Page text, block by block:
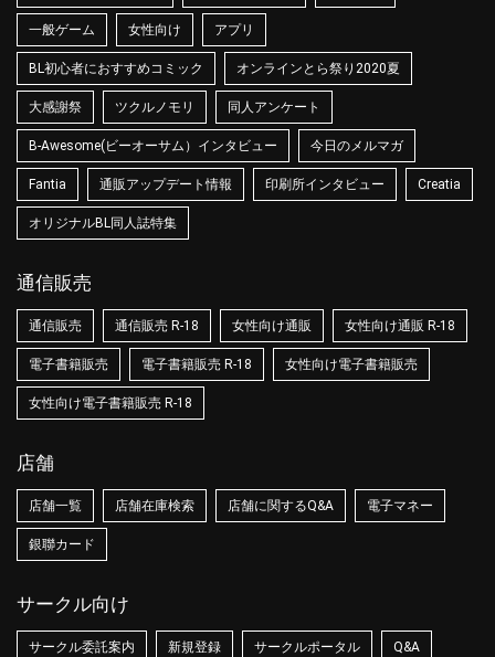
一般ゲーム 女性向け アプリ
BL初心者におすすめコミック オンラインとら祭り2020夏
大感謝祭 ツクルノモリ 同人アンケート
B-Awesome(ビーオーサム）インタビュー 今日のメルマガ
Fantia 通販アップデート情報 印刷所インタビュー Creatia
オリジナルBL同人誌特集
通信販売
通信販売 通信販売 R-18 女性向け通販 女性向け通販 R-18
電子書籍販売 電子書籍販売 R-18 女性向け電子書籍販売
女性向け電子書籍販売 R-18
店舗
店舗一覧 店舗在庫検索 店舗に関するQ&A 電子マネー
銀聯カード
サークル向け
サークル委託案内 新規登録 サークルポータル Q&A